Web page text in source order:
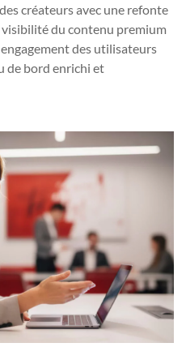
créateurs avec une refonte
du contenu premium
des utilisateurs
de bord enrichi et